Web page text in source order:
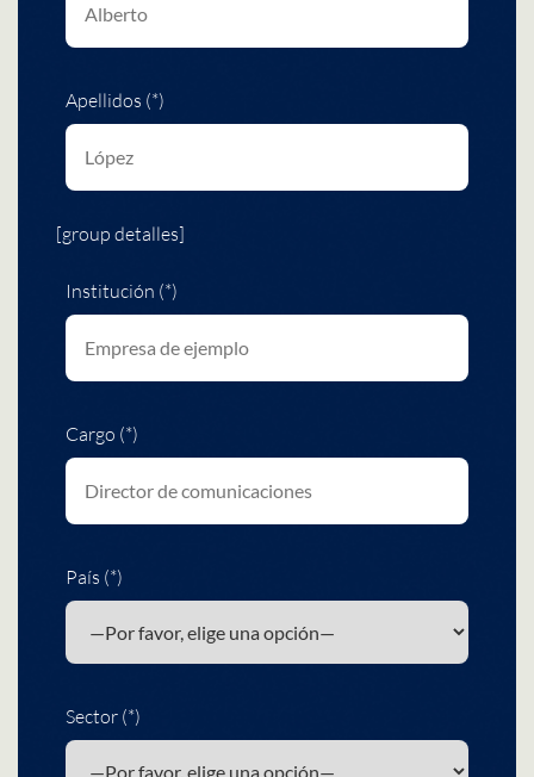
Apellidos (*)
[group detalles]
Institución (*)
Cargo (*)
País (*)
Sector (*)